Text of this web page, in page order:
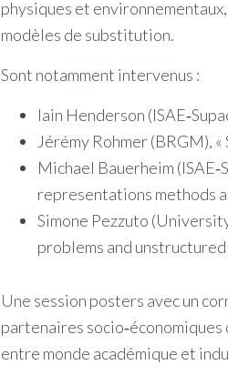
physiques et
modèles de substitution.
Sont notamment intervenus :
Iain Henderson
Jérémy Rohmer (BRGM),
Michael Bauerheim
representations methods
Simone Pezzuto
problems and
Une session posters avec un
partenaires
entre monde académique et